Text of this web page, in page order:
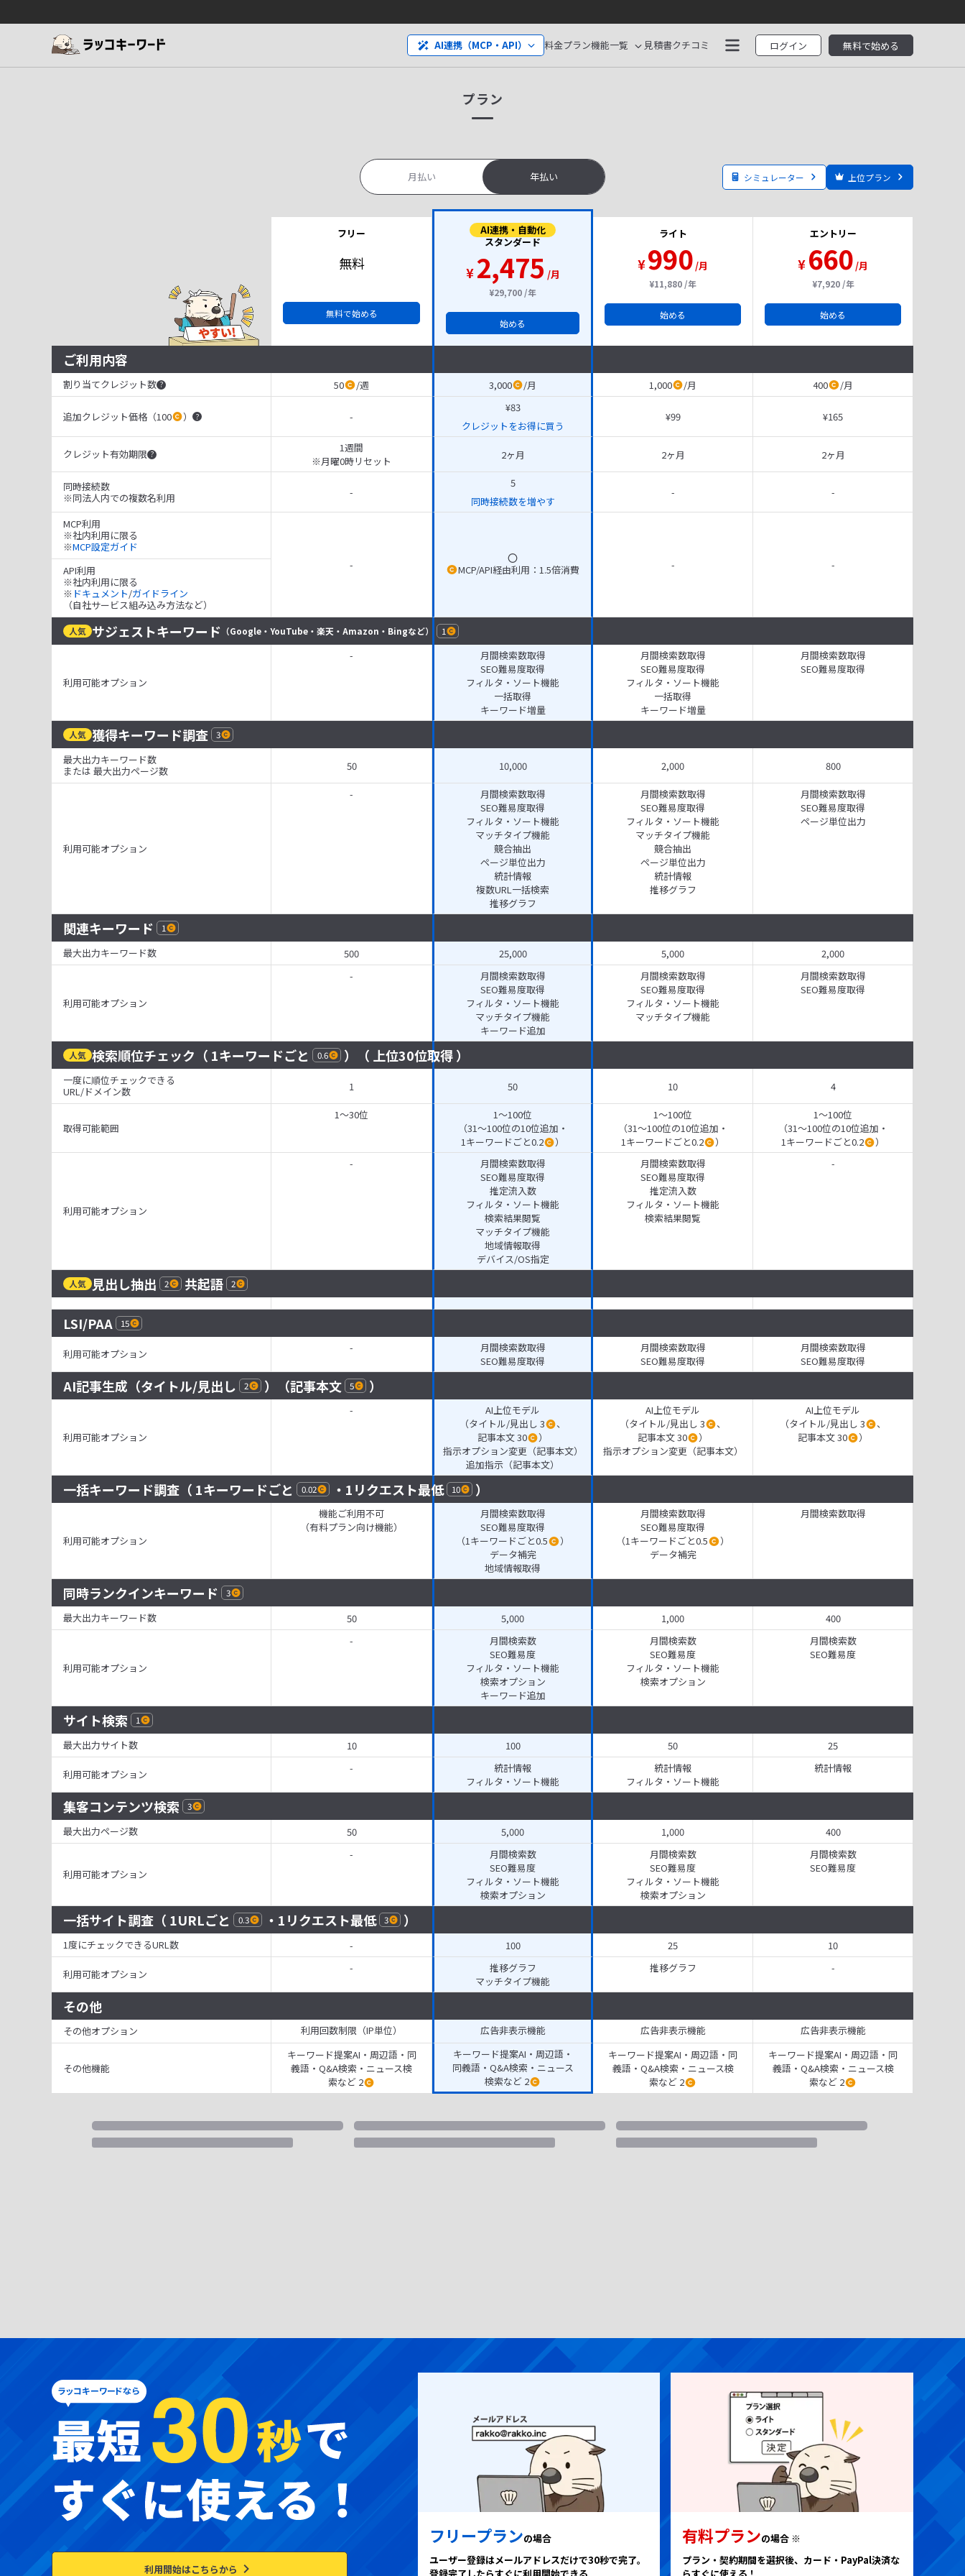
料金プラン機能一覧
AI連携（MCP・API） 見積書クチコミ ログイン 無料で始める
プラン
月払い 年払い シミュレーター 上位プラン
フリー
無料
無料で始める
AI連携・自動化
スタンダード
¥ 2,475 /月
¥29,700 /年
始める
ライト
¥990/月
¥11,880 /年
始める
エントリー
¥660/月
¥7,920 /年
始める
ご利用内容
割り当てクレジット数 ? 50 /週 3,000 /月 1,000 /月 400 /月
追加クレジット価格（100 ） ? -
¥83
クレジットをお得に買う
¥99 ¥165
クレジット有効期限 ?
1週間
※月曜0時リセット
2ヶ月 2ヶ月 2ヶ月
同時接続数
※同法人内での複数名利用
-
5
同時接続数を増やす
- -
MCP利用
※社内利用に限る
※MCP設定ガイド
-
MCP/API経由利用：1.5倍消費 - -
API利用
※社内利用に限る
※ ドキュメント/ガイドライン
（自社サービス組み込み方法など）
人気 サジェストキーワード （Google・YouTube・楽天・Amazon・Bingなど） 1
利用可能オプション
-
月間検索数取得
SEO難易度取得
フィルタ・ソート機能
一括取得
キーワード増量
月間検索数取得
SEO難易度取得
フィルタ・ソート機能
一括取得
キーワード増量
月間検索数取得
SEO難易度取得
人気 獲得キーワード調査 3
最大出力キーワード数
または 最大出力ページ数
50 10,000 2,000 800
利用可能オプション
-
月間検索数取得
SEO難易度取得
フィルタ・ソート機能
マッチタイプ機能
競合抽出
ページ単位出力
統計情報
複数URL一括検索
推移グラフ
月間検索数取得
SEO難易度取得
フィルタ・ソート機能
マッチタイプ機能
競合抽出
ページ単位出力
統計情報
推移グラフ
月間検索数取得
SEO難易度取得
ページ単位出力
関連キーワード 1
最大出力キーワード数 500 25,000 5,000 2,000
利用可能オプション
-
月間検索数取得
SEO難易度取得
フィルタ・ソート機能
マッチタイプ機能
キーワード追加
月間検索数取得
SEO難易度取得
フィルタ・ソート機能
マッチタイプ機能
月間検索数取得
SEO難易度取得
人気 検索順位チェック （ 1キーワードごと 0.6 ）（ 上位30位取得 ）
一度に順位チェックできる
URL/ドメイン数
1 50 10 4
取得可能範囲
1～30位
1～100位
（31～100位の10位追加・
1キーワードごと0.2
）
1～100位
（31～100位の10位追加・
1キーワードごと0.2
）
1～100位
（31～100位の10位追加・
1キーワードごと0.2
）
利用可能オプション
-
月間検索数取得
SEO難易度取得
推定流入数
フィルタ・ソート機能
検索結果閲覧
マッチタイプ機能
地域情報取得
デバイス/OS指定
月間検索数取得
SEO難易度取得
推定流入数
フィルタ・ソート機能
検索結果閲覧
-
人気 見出し抽出 2 共起語 2
LSI/PAA 15
利用可能オプション -
月間検索数取得
SEO難易度取得
月間検索数取得
SEO難易度取得
月間検索数取得
SEO難易度取得
AI記事生成（タイトル/見出し 2 ）（記事本文 5 ）
利用可能オプション
-
AI上位モデル
（タイトル/見出し 3
、
記事本文 30
）
指示オプション変更（記事本文）
追加指示（記事本文）
AI上位モデル
（タイトル/見出し 3
、
記事本文 30
）
指示オプション変更（記事本文）
AI上位モデル
（タイトル/見出し 3
、
記事本文 30
）
一括キーワード調査 （ 1キーワードごと 0.02 ・1リクエスト最低 10 ）
利用可能オプション
機能ご利用不可
（有料プラン向け機能）
月間検索数取得
SEO難易度取得
（1キーワードごと0.5
）
データ補完
地域情報取得
月間検索数取得
SEO難易度取得
（1キーワードごと0.5
）
データ補完
月間検索数取得
同時ランクインキーワード 3
最大出力キーワード数 50 5,000 1,000 400
利用可能オプション
-
月間検索数
SEO難易度
フィルタ・ソート機能
検索オプション
キーワード追加
月間検索数
SEO難易度
フィルタ・ソート機能
検索オプション
月間検索数
SEO難易度
サイト検索 1
最大出力サイト数 10 100 50 25
利用可能オプション -
統計情報
フィルタ・ソート機能
統計情報
フィルタ・ソート機能
統計情報
集客コンテンツ検索 3
最大出力ページ数 50 5,000 1,000 400
利用可能オプション
-
月間検索数
SEO難易度
フィルタ・ソート機能
検索オプション
月間検索数
SEO難易度
フィルタ・ソート機能
検索オプション
月間検索数
SEO難易度
一括サイト調査 （ 1URLごと 0.3 ・1リクエスト最低 3 ）
1度にチェックできるURL数 - 100 25 10
利用可能オプション -
推移グラフ
マッチタイプ機能
推移グラフ -
その他
その他オプション 利用回数制限（IP単位） 広告非表示機能 広告非表示機能 広告非表示機能
その他機能
キーワード提案AI・周辺語・同
義語・Q&A検索・ニュース検
索など 2
キーワード提案AI・周辺語・
同義語・Q&A検索・ニュース
検索など 2
キーワード提案AI・周辺語・同
義語・Q&A検索・ニュース検
索など 2
キーワード提案AI・周辺語・同
義語・Q&A検索・ニュース検
索など 2
利用開始はこちらから
フリープランの場合
ユーザー登録はメールアドレスだけで30秒で完了。
有料プランの場合 ※
プラン・契約期間を選択後、カード・PayPal決済な